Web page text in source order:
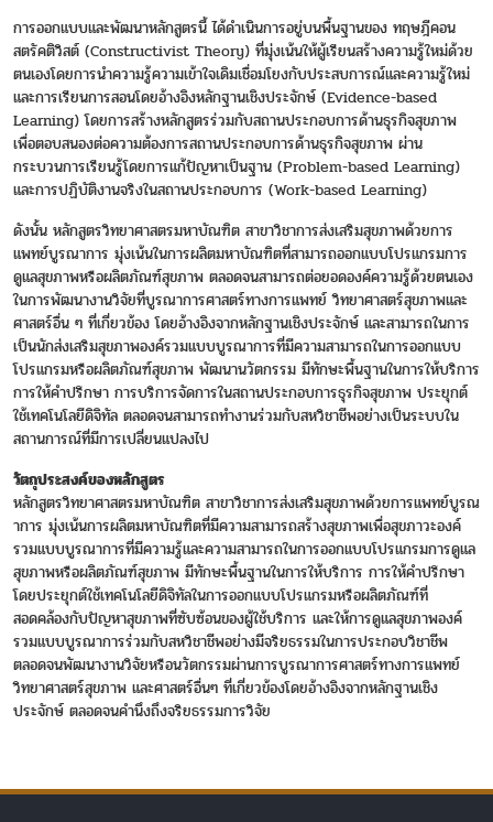
การออกแบบและพัฒนาหลักสูตรนี้ ได้ดำเนินการอยู่บนพื้นฐานของ ทฤษฎีคอน
สตรัคติวิสต์ (Constructivist Theory) ที่มุ่งเน้นให้ผู้เรียนสร้างความรู้ใหม่ด้วย
ตนเองโดยการนำความรู้ความเข้าใจเดิมเชื่อมโยงกับประสบการณ์และความรู้ใหม่
และการเรียนการสอนโดยอ้างอิงหลักฐานเชิงประจักษ์ (Evidence-based
Learning) โดยการสร้างหลักสูตรร่วมกับสถานประกอบการด้านธุรกิจสุขภาพ
เพื่อตอบสนองต่อความต้องการสถานประกอบการด้านธุรกิจสุขภาพ ผ่าน
กระบวนการเรียนรู้โดยการแก้ปัญหาเป็นฐาน (Problem-based Learning)
และการปฏิบัติงานจริงในสถานประกอบการ (Work-based Learning)
ดังนั้น หลักสูตรวิทยาศาสตรมหาบัณฑิต สาขาวิชาการส่งเสริมสุขภาพด้วยการ
แพทย์บูรณาการ มุ่งเน้นในการผลิตมหาบัณฑิตที่สามารถออกแบบโปรแกรมการ
ดูแลสุขภาพหรือผลิตภัณฑ์สุขภาพ ตลอดจนสามารถต่อยอดองค์ความรู้ด้วยตนเอง
ในการพัฒนางานวิจัยที่บูรณาการศาสตร์ทางการแพทย์ วิทยาศาสตร์สุขภาพและ
ศาสตร์อื่น ๆ ที่เกี่ยวข้อง โดยอ้างอิงจากหลักฐานเชิงประจักษ์ และสามารถในการ
เป็นนักส่งเสริมสุขภาพองค์รวมแบบบูรณาการที่มีความสามารถในการออกแบบ
โปรแกรมหรือผลิตภัณฑ์สุขภาพ พัฒนานวัตกรรม มีทักษะพื้นฐานในการให้บริการ
การให้คำปรึกษา การบริการจัดการในสถานประกอบการธุรกิจสุขภาพ ประยุกต์
ใช้เทคโนโลยีดิจิทัล ตลอดจนสามารถทำงานร่วมกับสหวิชาชีพอย่างเป็นระบบใน
สถานการณ์ที่มีการเปลี่ยนแปลงไป
วัตถุประสงค์ของหลักสูตร
หลักสูตรวิทยาศาสตรมหาบัณฑิต สาขาวิชาการส่งเสริมสุขภาพด้วยการแพทย์บูรณ
าการ มุ่งเน้นการผลิตมหาบัณฑิตที่มีความสามารถสร้างสุขภาพเพื่อสุขภาวะองค์
รวมแบบบูรณาการที่มีความรู้และความสามารถในการออกแบบโปรแกรมการดูแล
สุขภาพหรือผลิตภัณฑ์สุขภาพ มีทักษะพื้นฐานในการให้บริการ การให้คำปรึกษา
โดยประยุกต์ใช้เทคโนโลยีดิจิทัลในการออกแบบโปรแกรมหรือผลิตภัณฑ์ที่
สอดคล้องกับปัญหาสุขภาพที่ซับซ้อนของผู้ใช้บริการ และให้การดูแลสุขภาพองค์
รวมแบบบูรณาการร่วมกับสหวิชาชีพอย่างมีจริยธรรมในการประกอบวิชาชีพ
ตลอดจนพัฒนางานวิจัยหรือนวัตกรรมผ่านการบูรณาการศาสตร์ทางการแพทย์
วิทยาศาสตร์สุขภาพ และศาสตร์อื่นๆ ที่เกี่ยวข้องโดยอ้างอิงจากหลักฐานเชิง
ประจักษ์ ตลอดจนคำนึงถึงจริยธรรมการวิจัย